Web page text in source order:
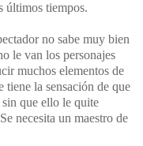
últimos tiempos.
no sabe muy bien
le van los personajes
muchos elementos de
tiene la sensación de que
que ello le quite
necesita un maestro de